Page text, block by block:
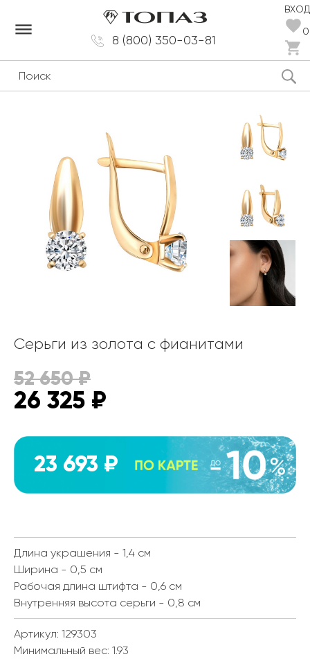
8 (800) 350-03-81
ВХОД
0
dehaze
Серьги из золота с фианитами
52 650₽
26 325 ₽
23 693 ₽
Длина украшения - 1,4 см
Ширина - 0,5 см
Рабочая длина штифта - 0,6 см
Внутренняя высота серьги - 0,8 см
Артикул: 129303
Минимальный вес: 1.93